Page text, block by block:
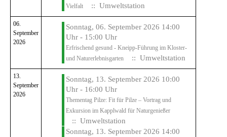
Vielfalt
:: Umweltstation
06.
September
2026
Sonntag, 06. September 2026 14:00
Uhr - 15:00 Uhr
Erfrischend gesund - Kneipp-Führung im Kloster-
und Naturerlebnisgarten
:: Umweltstation
13.
September
2026
Sonntag, 13. September 2026 10:00
Uhr - 16:00 Uhr
Thementag Pilze: Fit für Pilze – Vortrag und
Exkursion im Kapplwald für Naturgenießer
:: Umweltstation
Sonntag, 13. September 2026 14:00